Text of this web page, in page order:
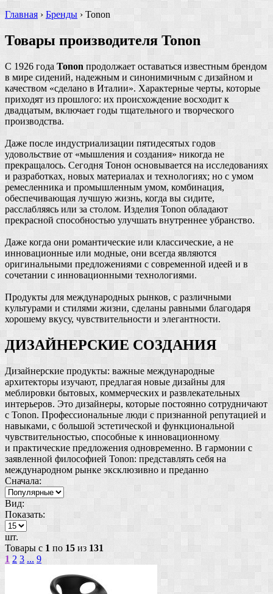
Главная › Бренды › Tonon
Товары производителя Tonon
С 1926 года Tonon продолжает оставаться известным брендом
в мире сидений, надежным и синонимичным с дизайном и
качеством «сделано в Италии». Характерные черты, которые
приходят из прошлого: их происхождение восходит к
двадцатым, включает годы тщательного и творческого
производства.
Даже после индустриализации пятидесятых годов
удовольствие от «мышления и создания» никогда не
прекращалось. Сегодня Тонон основывается на исследованиях
и разработках, новых материалах и технологиях; но с умом
ремесленника и промышленным умом, комбинация,
обеспечивающая лучшую жизнь, когда вы сидите,
расслабляясь или за столом. Изделия Tonon обладают
прекрасной способностью улучшать внутреннее убранство.
Даже когда они романтические или классические, а не
инновационные или модные, они всегда являются
оригинальными предложениями с современной идеей и в
сочетании с инновационными технологиями.
Продукты для международных рынков, с различными
культурами и стилями жизни, сделаны равными благодаря
хорошему вкусу, чувствительности и элегантности.
ДИЗАЙНЕРСКИЕ СОЗДАНИЯ
Дизайнерские продукты: важные международные
архитекторы изучают, предлагая новые дизайны для
меблировки бытовых, коммерческих и развлекательных
интерьеров. Это дизайнеры, которые постоянно сотрудничают
с Tonon. Профессиональные люди с признанной репутацией и
навыками, с большой эстетической и функциональной
чувствительностью, способные к инновационному
и практические предложения одновременно. В гармонии с
заявленной философией Tonon: представлять себя на
международном рынке эксклюзивно и преданно
Сначала:
Вид:
Показать:
шт.
Товары с 1 по 15 из 131
1 2 3 ... 9